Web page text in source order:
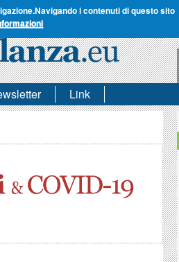
Navigando i contenuti di questo sito
Link